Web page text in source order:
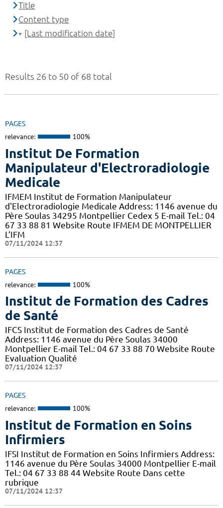
Results 26 to 50 of 68 total
PAGES
relevance: 100%
Institut De Formation
Manipulateur d'Electroradiologie
Medicale
IFMEM Institut de Formation Manipulateur
d'Electroradiologie Medicale Address: 1146 avenue du
Père Soulas 34295 Montpellier Cedex 5 E-mail Tel.: 04
67 33 88 81 Website Route IFMEM DE MONTPELLIER
L’IFM
07/11/2024 12:37
PAGES
relevance: 100%
Institut de Formation des Cadres
de Santé
IFCS Institut de Formation des Cadres de Santé
Address: 1146 avenue du Père Soulas 34000
Montpellier E-mail Tel.: 04 67 33 88 70 Website Route
Evaluation Qualité
07/11/2024 12:37
PAGES
relevance: 100%
Institut de Formation en Soins
Infirmiers
IFSI Institut de Formation en Soins Infirmiers Address:
1146 avenue du Père Soulas 34000 Montpellier E-mail
Tel.: 04 67 33 88 44 Website Route Dans cette
rubrique
07/11/2024 12:37
Title
Content type
[Last modification date]